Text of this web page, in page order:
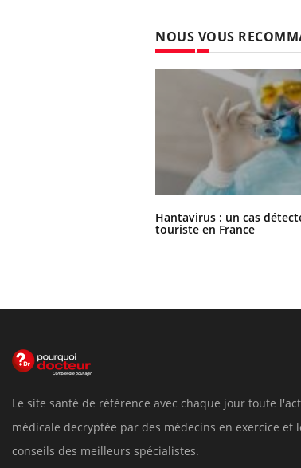
NOUS VOUS
Hantavirus : un cas
touriste en France